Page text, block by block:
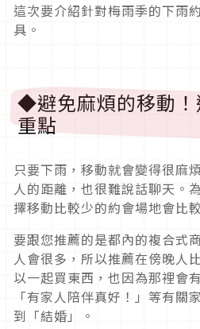
這次要介紹針對梅雨季的下雨
具。
◆避免麻煩的移動
重點
只要下雨，移動就會變得很麻
人的距離，也很難說話聊天。
擇移動比較少的約會場地會比
要跟您推薦的是都內的複合式
人會很多，所以推薦在傍晚人
以一起買東西，也因為那裡會
「有家人陪伴真好！」等有關
到「結婚」。